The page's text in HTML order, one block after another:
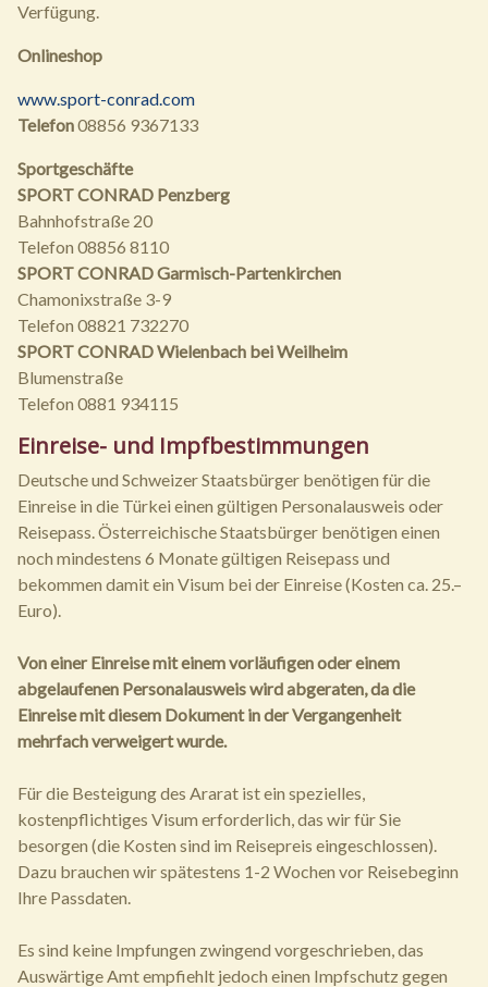
Verfügung.
Onlineshop
www.sport-conrad.com
Telefon08856 9367133
Sportgeschäfte
SPORT CONRAD Penzberg
Bahnhofstraße 20
Telefon 08856 8110
SPORT CONRAD Garmisch-Partenkirchen
Chamonixstraße 3-9
Telefon 08821 732270
SPORT CONRAD Wielenbach bei Weilheim
Blumenstraße
Telefon 0881 934115
Einreise- und Impfbestimmungen
Deutsche und Schweizer Staatsbürger benötigen für die
Einreise in die Türkei einen gültigen Personalausweis oder
Reisepass. Österreichische Staatsbürger benötigen einen
noch mindestens 6 Monate gültigen Reisepass und
bekommen damit ein Visum bei der Einreise (Kosten ca. 25.–
Euro).
Von einer Einreise mit einem vorläufigen oder einem
abgelaufenen Personalausweis wird abgeraten, da die
Einreise mit diesem Dokument in der Vergangenheit
mehrfach verweigert wurde.
Für die Besteigung des Ararat ist ein spezielles,
kostenpflichtiges Visum erforderlich, das wir für Sie
besorgen (die Kosten sind im Reisepreis eingeschlossen).
Dazu brauchen wir spätestens 1-2 Wochen vor Reisebeginn
Ihre Passdaten.
Es sind keine Impfungen zwingend vorgeschrieben, das
Auswärtige Amt empfiehlt jedoch einen Impfschutz gegen